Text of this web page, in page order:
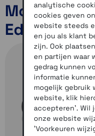
Edge
analytische
cookies geven
website steeds
en jou als klant
zijn. Ook
en partijen waar
gedrag kunnen
informatie
mogelijk gebruik
website, klik
accepteren'. Wil
onze website
'Voorkeuren